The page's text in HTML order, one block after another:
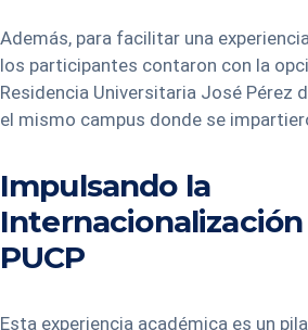
Además, para facilitar una
los participantes contaron con la
Residencia Universitaria José Pérez
el mismo campus donde se
Impulsando la
PUCP
Esta experiencia académica es un